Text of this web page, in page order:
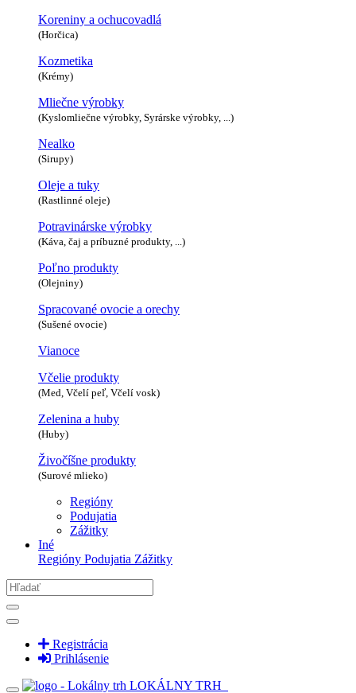
Koreniny a ochucovadlá
(Horčica)
Kozmetika
(Krémy)
Mliečne výrobky
(Kyslomliečne výrobky, Syrárske výrobky, ...)
Nealko
(Sirupy)
Oleje a tuky
(Rastlinné oleje)
Potravinárske výrobky
(Káva, čaj a príbuzné produkty, ...)
Poľno produkty
(Olejniny)
Spracované ovocie a orechy
(Sušené ovocie)
Vianoce
Včelie produkty
(Med, Včelí peľ, Včelí vosk)
Zelenina a huby
(Huby)
Živočíšne produkty
(Surové mlieko)
Regióny
Podujatia
Zážitky
Iné
Regióny Podujatia Zážitky
Registrácia
Prihlásenie
LOKÁLNY TRH